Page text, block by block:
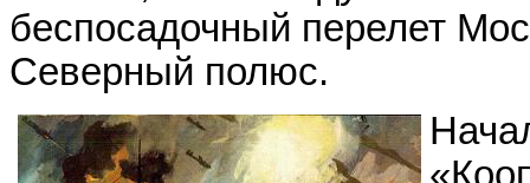
беспосадочный перелет
Северный полюс.